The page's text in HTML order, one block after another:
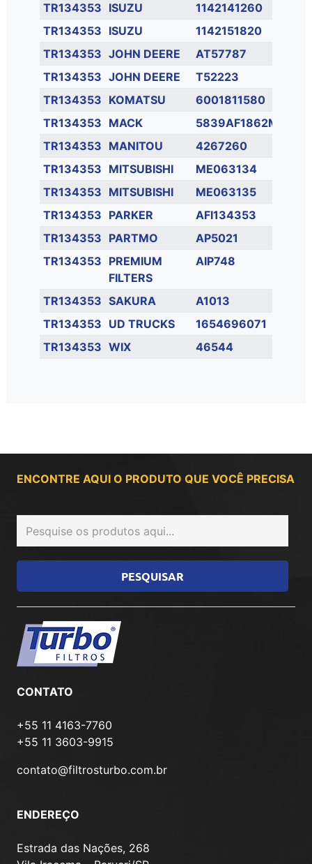
TR134353 ISUZU
1142141260
TR134353 ISUZU
1142151820
TR134353 JOHN DEERE
AT57787
TR134353 JOHN DEERE
T52223
TR134353 KOMATSU
6001811580
TR134353 MACK
5839AF1862M
TR134353 MANITOU
4267260
TR134353 MITSUBISHI
ME063134
TR134353 MITSUBISHI
ME063135
TR134353 PARKER
AFI134353
TR134353 PARTMO
AP5021
TR134353 PREMIUM
FILTERS
AIP748
TR134353 SAKURA
A1013
TR134353 UD TRUCKS
1654696071
TR134353 WIX 46544
ENCONTRE AQUI O PRODUTO QUE VOCÊ PRECISA
CONTATO
+55 11 4163-7760
+55 11 3603-9915
contato@filtrosturbo.com.br
ENDEREÇO
Estrada das Nações, 268